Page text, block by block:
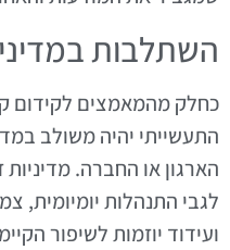
השתלבות
כחלק מהמאמצים לקידום
התעשייתי יהיה משולב
הארגון או החברה. מדיניות
לגבי התנהלות יומיומית,
ועידוד יוזמות לשיפור